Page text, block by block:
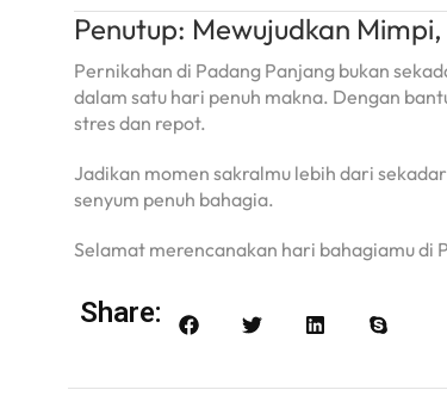
Penutup: Mewujudkan
Pernikahan di Padang Panjang bukan
dalam satu hari penuh makna. Dengan
stres dan repot.
Jadikan momen sakralmu lebih dari
senyum penuh bahagia.
Selamat merencanakan hari bahagiamu di
Share: